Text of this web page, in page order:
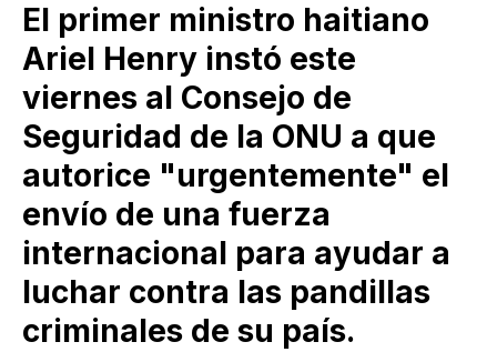
El primer ministro haitiano
Ariel Henry instó este
viernes al Consejo de
Seguridad de la ONU a que
autorice "urgentemente" el
envío de una fuerza
internacional para ayudar a
luchar contra las pandillas
criminales de su país.